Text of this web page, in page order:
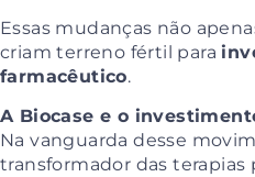
Essas mudanças não
criam terreno fértil para
farmacêutico.
A Biocase e o
Na vanguarda desse
transformador das terapias